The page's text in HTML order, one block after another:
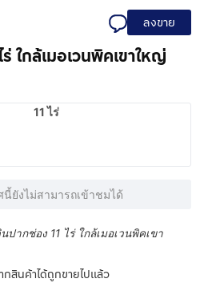
ลงขาย
ใกล้เมอเวนพิคเขาใหญ่
11 ไร่
ยังไม่สามารถเข้าชมได้
ปากช่อง 11 ไร่ ใกล้เมอเวนพิคเขา
สินค้าได้ถูกขายไปแล้ว